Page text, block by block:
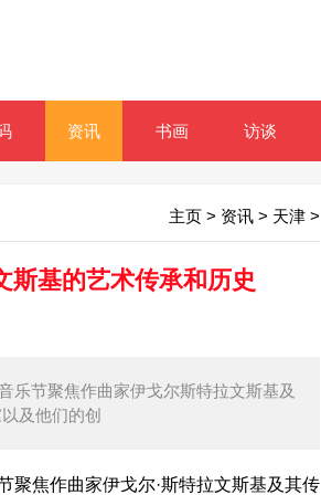
资讯 书画 访谈
主页 > 资讯 > 天津 >
斯基的艺术传承和历史
乐节聚焦作曲家伊戈尔斯特拉文斯基及
及他们的创
焦作曲家伊戈尔·斯特拉文斯基及其传